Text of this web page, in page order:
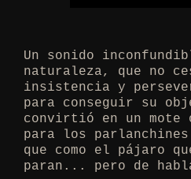
Un sonido
naturaleza, que no
insistencia y
para conseguir su
convirtió en un mote
para los
que como el pájaro
paran... pero de